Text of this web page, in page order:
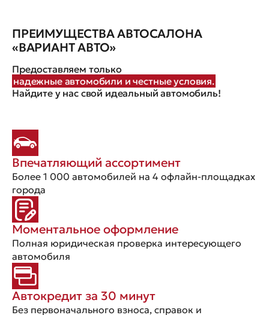
ПРЕИМУЩЕСТВА АВТОСАЛОНА
«ВАРИАНТ АВТО»
Предоставляем только
надежные автомобили и честные условия.
Найдите у нас свой идеальный автомобиль!
Впечатляющий ассортимент
Более 1 000 автомобилей на 4 офлайн-площадках
города
Моментальное оформление
Полная юридическая проверка интересующего
автомобиля
Автокредит за 30 минут
Без первоначального взноса, справок и